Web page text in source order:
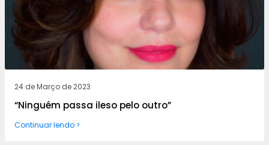
24 de Março de 2023
“Ninguém passa ileso pelo outro”
Continuar lendo >